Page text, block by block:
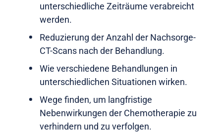
unterschiedliche Zeiträume verabreicht
werden.
Reduzierung der Anzahl der Nachsorge-
CT-Scans nach der Behandlung.
Wie verschiedene Behandlungen in
unterschiedlichen Situationen wirken.
Wege finden, um langfristige
Nebenwirkungen der Chemotherapie zu
verhindern und zu verfolgen.